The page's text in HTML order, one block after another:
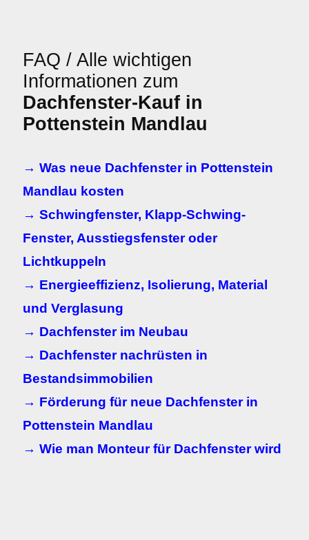
FAQ / Alle wichtigen
Informationen zum
Dachfenster-Kauf in
Pottenstein Mandlau
→ Was neue Dachfenster in Pottenstein
Mandlau kosten
→ Schwingfenster, Klapp-Schwing-
Fenster, Ausstiegsfenster oder
Lichtkuppeln
→ Energieeffizienz, Isolierung, Material
und Verglasung
→ Dachfenster im Neubau
→ Dachfenster nachrüsten in
Bestandsimmobilien
→ Förderung für neue Dachfenster in
Pottenstein Mandlau
→ Wie man Monteur für Dachfenster wird